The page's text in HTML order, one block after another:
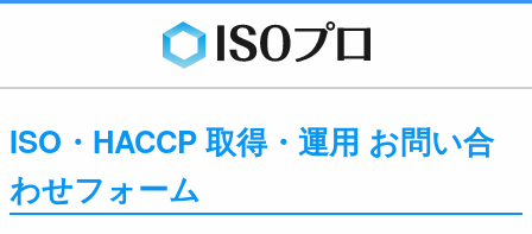
ISO・HACCP 取得・運用 お問い合
わせフォーム